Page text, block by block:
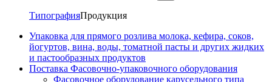
ТипографияПродукция
Упаковка для прямого розлива молока, кефира, соков,
йогуртов, вина, воды, томатной пасты и других жидких
и пастообразных продуктов
Поставка Фасовочно-упаковочного оборудования
Фасовочное оборудование карусельного типа